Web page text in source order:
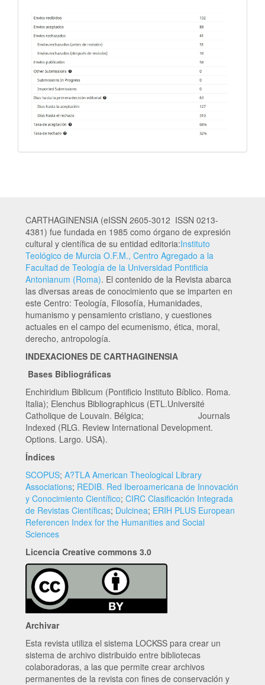
CARTHAGINENSIA (eISSN 2605-3012 ISSN 0213-
4381) fue fundada en 1985 como órgano de expresión
cultural y científica de su entidad editoria:Instituto
Teológico de Murcia O.F.M., Centro Agregado a la
Facultad de Teología de la Universidad Pontificia
Antonianum (Roma). El contenido de la Revista abarca
las diversas areas de conocimiento que se imparten en
este Centro: Teología, Filosofía, Humanidades,
humanismo y pensamiento cristiano, y cuestiones
actuales en el campo del ecumenismo, ética, moral,
derecho, antropología.
INDEXACIONES DE CARTHAGINENSIA
Bases Bibliográficas
Enchiridium Biblicum (Pontificio Instituto Bíblico. Roma.
Italia); Elenchus Bibliographicus (ETL.Université
Catholique de Louvain. Bélgica; Journals
Indexed (RLG. Review International Development.
Options. Largo. USA).
Índices
SCOPUS; A?TLA American Theological Library
Associations; REDIB. Red Iberoamericana de Innovación
y Conocimiento Científico; CIRC Clasificación Integrada
de Revistas Científicas; Dulcinea; ERIH PLUS European
Referencen Index for the Humanities and Social
Sciences
Licencia Creative commons 3.0
Archivar
Esta revista utiliza el sistema LOCKSS para crear un
sistema de archivo distribuido entre bibliotecas
colaboradoras, a las que permite crear archivos
permanentes de la revista con fines de conservación y